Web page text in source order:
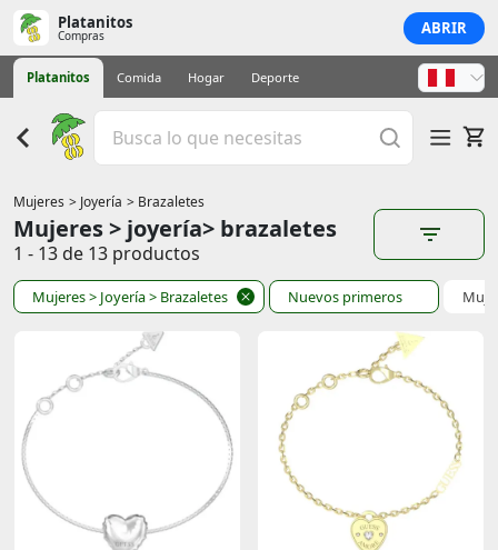
Platanitos
Compras ABRIR
Platanitos Comida Hogar Deporte
Mujeres > Joyería > Brazaletes
Mujeres > joyería> brazaletes
1 - 13 de 13 productos
Mujeres> Joyería> Brazaletes Nuevos primeros